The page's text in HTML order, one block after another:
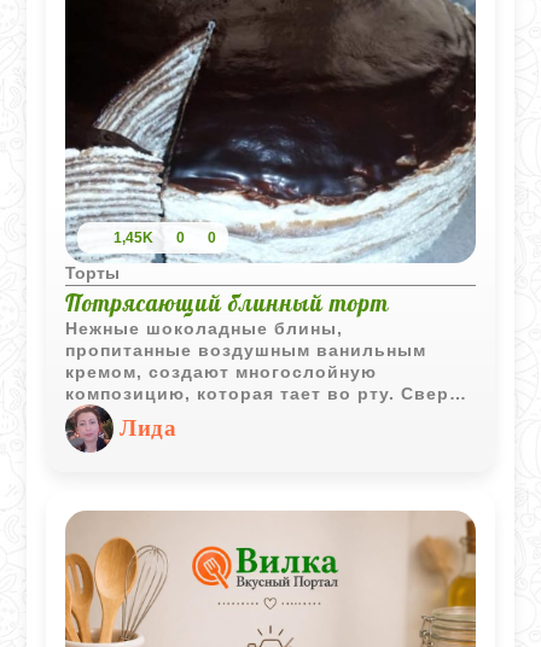
1,45K 0 0
Торты
Потрясающий блинный торт
Нежные шоколадные блины,
пропитанные воздушным ванильным
кремом, создают многослойную
композицию, которая тает во рту. Сверху
торт покрыт блестящим шоколадным
ганашем с лёгким ароматом коньяка,
придающим десерту изысканную глубину.
Лида